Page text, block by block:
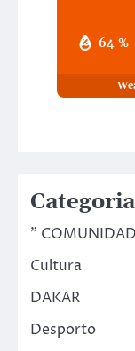
64 %
"
Cultura
DAKAR
Desporto